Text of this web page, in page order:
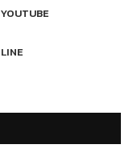
YOUTUBE
LINE